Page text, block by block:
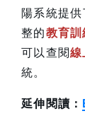
陽系統提
整的教育訓
可以查閱線
統。
延伸閱讀：